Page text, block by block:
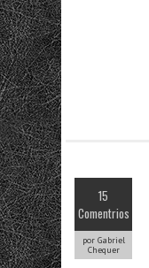
15
Comentrios
por Gabriel
Chequer